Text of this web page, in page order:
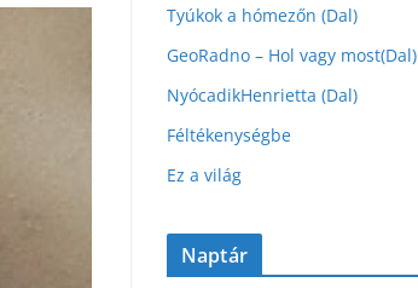
Tyúkok a hómezőn (Dal)
GeoRadno – Hol vagy most(Dal)
NyócadikHenrietta (Dal)
Féltékenységbe
Ez a világ
Naptár